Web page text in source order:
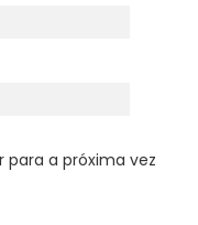
para a próxima vez